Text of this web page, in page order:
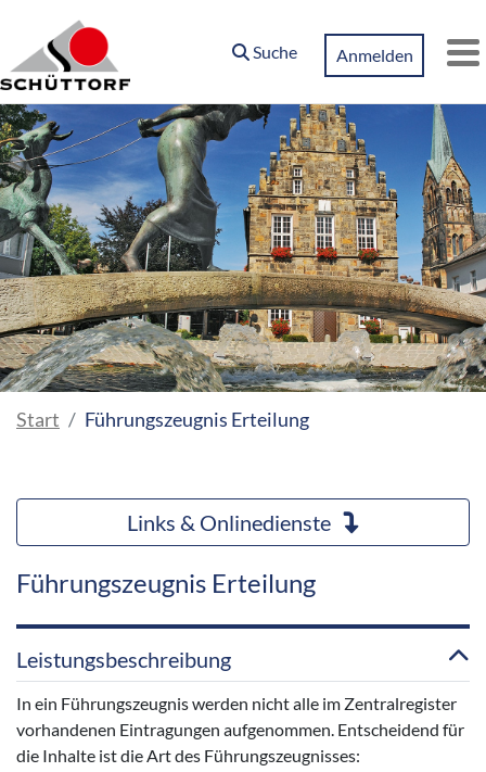
Zum Hauptinhalt springen
Suche Anmelden
Start Führungszeugnis Erteilung
Links & Onlinedienste
Führungszeugnis Erteilung
Leistungsbeschreibung
In ein Führungszeugnis werden nicht alle im Zentralregister
vorhandenen Eintragungen aufgenommen. Entscheidend für
die Inhalte ist die Art des Führungszeugnisses: